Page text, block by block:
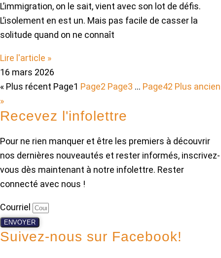
L’immigration, on le sait, vient avec son lot de défis.
L’isolement en est un. Mais pas facile de casser la
solitude quand on ne connaît
Lire l'article »
16 mars 2026
« Plus récent Page1 Page2 Page3 … Page42 Plus ancien
»
Recevez l'infolettre
Pour ne rien manquer et être les premiers à découvrir
nos dernières nouveautés et rester informés, inscrivez-
vous dès maintenant à notre infolettre. Rester
connecté avec nous !
Courriel
ENVOYER
Suivez-nous sur Facebook!